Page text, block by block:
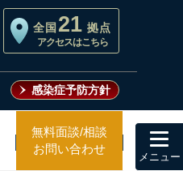
全国 21 拠点
アクセスはこちら
感染症予防方針
無料面談/相談
お問い合わせ